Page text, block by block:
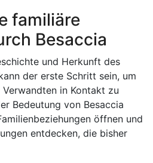
familiäre
Besaccia
und Herkunft des
der erste Schritt sein, um
in Kontakt zu
Bedeutung von Besaccia
öffnen und
entdecken, die bisher